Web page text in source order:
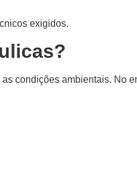
exigidos.
condições ambientais. No